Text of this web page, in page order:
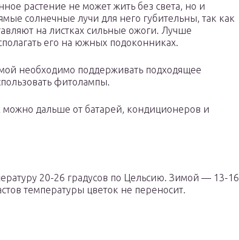
растение не может жить без света, но и
солнечные лучи для него губительны, так как
на листках сильные ожоги. Лучше
его на южных подоконниках.
необходимо поддерживать подходящее
фитолампы.
можно дальше от батарей, кондиционеров и
20-26 градусов по Цельсию. Зимой — 13-16
температуры цветок не переносит.